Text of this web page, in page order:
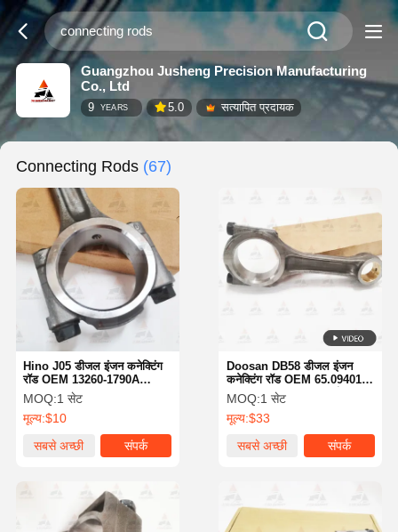
Guangzhou Jusheng Precision Manufacturing
Co., Ltd
9 YEARS 5.0 सत्यापित प्रदायक
Connecting Rods (67)
Hino J05 डीजल इंजन कनेक्टिंग
रॉड OEM 13260-1790A
13260-E0100-01
MOQ:1 सेट
मूल्य:$10
सबसे अच्छी
संपर्क
Doosan DB58 डीजल इंजन
कनेक्टिंग रॉड OEM 65.09401-
6015 65.09401-6002 इंजन
कनेक्टिंग रॉड
MOQ:1 सेट
मूल्य:$33
सबसे अच्छी
संपर्क